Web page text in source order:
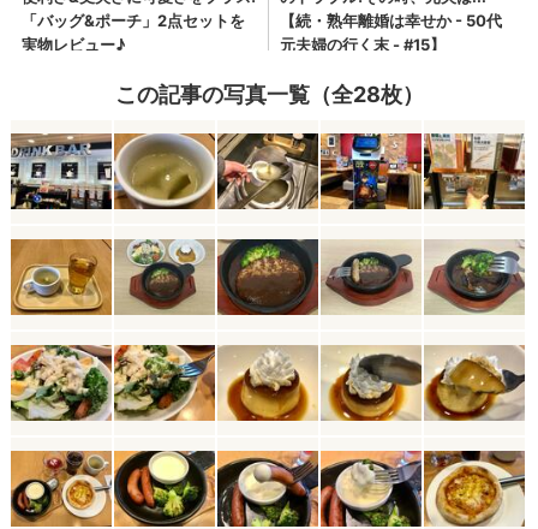
この記事の写真一覧（全28枚）